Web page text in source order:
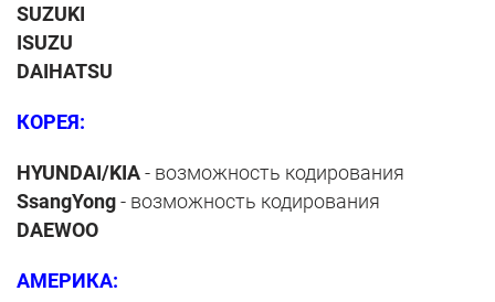
SUZUKI
ISUZU
DAIHATSU
КОРЕЯ:
HYUNDAI/KIA- возможность кодирования
SsangYong- возможность кодирования
DAEWOO
АМЕРИКА: